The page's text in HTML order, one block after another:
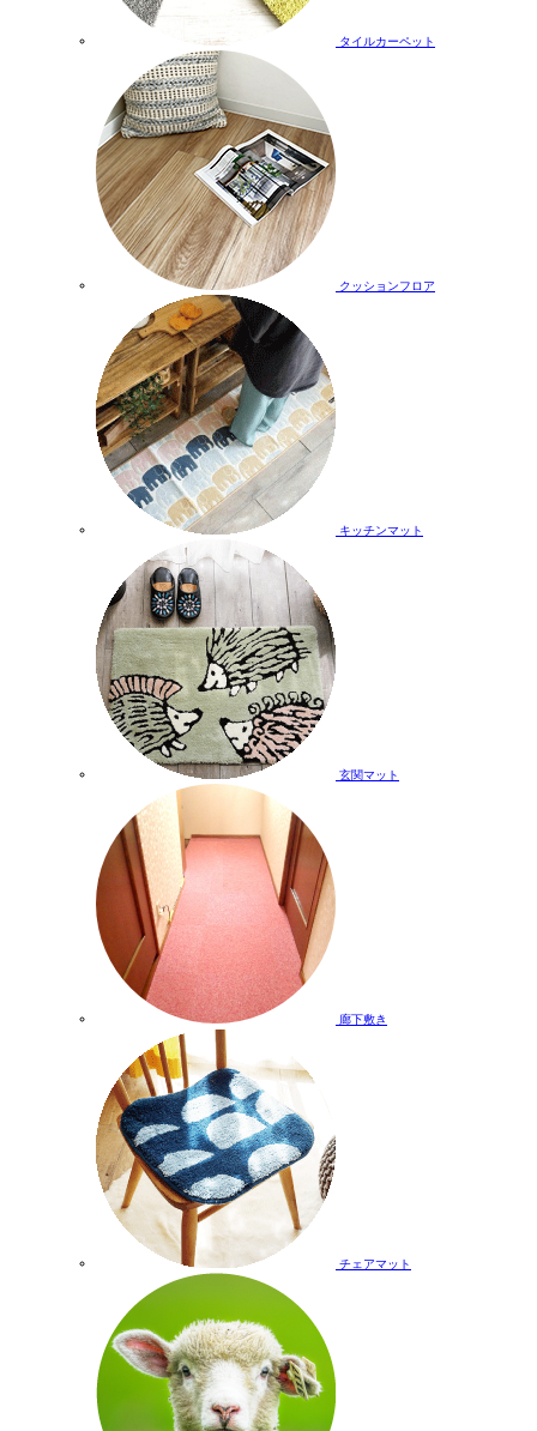
タイルカーペット
クッションフロア
キッチンマット
玄関マット
廊下敷き
チェアマット